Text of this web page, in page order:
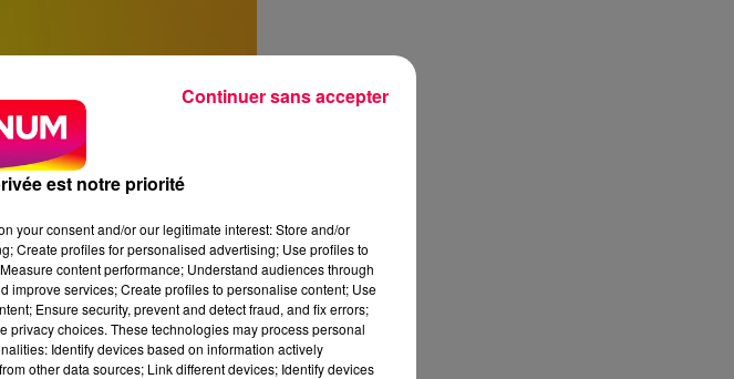
est notre priorité
your consent and/or our legitimate interest: Store and/or
Create profiles for personalised advertising; Use profiles to
content performance; Understand audiences through
improve services; Create profiles to personalise content; Use
Ensure security, prevent and detect fraud, and fix errors;
choices. These technologies may process personal
Identify devices based on information actively
other data sources; Link different devices; Identify devices
Continuer sans accepter